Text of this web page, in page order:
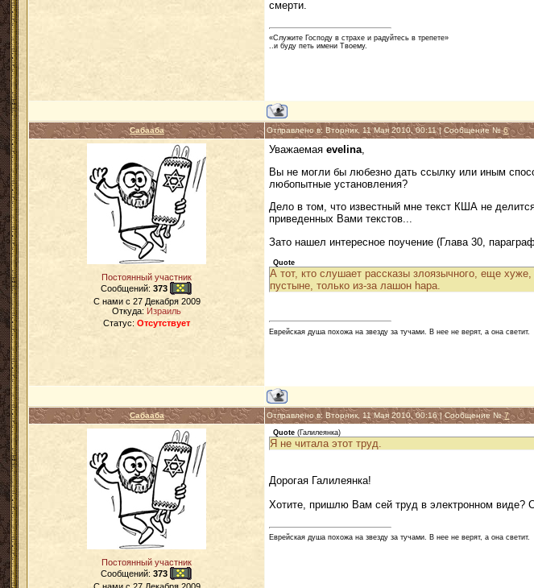
смерти.
«Служите Господу в страхе и радуйтесь в трепете»
..и буду петь имени Твоему.
Сабааба Отправлено в: Вторник, 11 Мая 2010, 00:11 | Сообщение №6
Постоянный участник
Сообщений:373
C нами с 27 Декабря 2009
Откуда: Израиль
Статус:Отсутствует
Уважаемаяevelina
Вы не могли бы любезно дать ссылку или иным
любопытные установления?
Дело в том, что известный мне текст КША не
приведенных Вами текстов...
Зато нашел интересное поучение (Глава 30,
Quote
А тот, кто слушает рассказы злоязычного, еще
пустыне, только из-за лашон hара.
Еврейская душа похожа на звезду за тучами. В нее не верят, а она светит.
Сабааба Отправлено в: Вторник, 11 Мая 2010, 00:16 | Сообщение №7
Постоянный участник
Сообщений:373
Quote (Галилеянка)
Я не читала этот труд.
Дорогая Галилеянка!
Хотите, пришлю Вам сей труд в электронном виде?
Еврейская душа похожа на звезду за тучами. В нее не верят, а она светит.